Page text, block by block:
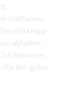
Golfturnier.
sich knapp
abhalten,
Hannover
für den guten